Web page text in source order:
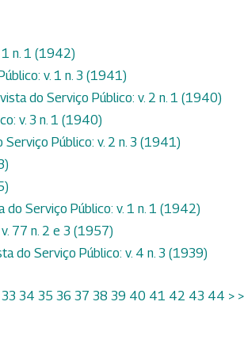
1 n. 1 (1942)
v. 1 n. 3 (1941)
do Serviço Público: v. 2 n. 1 (1940)
v. 3 n. 1 (1940)
Serviço Público: v. 2 n. 3 (1941)
do Serviço Público: v. 1 n. 1 (1942)
77 n. 2 e 3 (1957)
do Serviço Público: v. 4 n. 3 (1939)
33 34 35 36 37 38 39 40 41 42 43 44 >